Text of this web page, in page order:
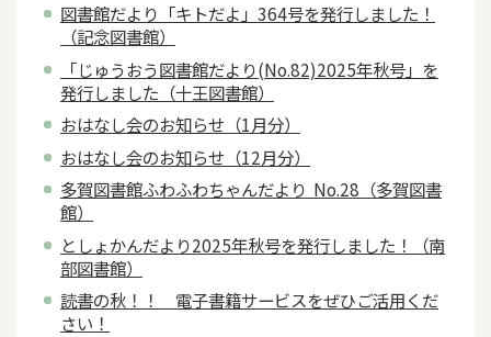
図書館だより「キトだよ」364号を発行しました！
（記念図書館）
「じゅうおう図書館だより(No.82)2025年秋号」を
発行しました（十王図書館）
おはなし会のお知らせ（1月分）
おはなし会のお知らせ（12月分）
多賀図書館ふわふわちゃんだより No.28（多賀図書
館）
としょかんだより2025年秋号を発行しました！（南
部図書館）
読書の秋！！ 電子書籍サービスをぜひご活用くだ
さい！